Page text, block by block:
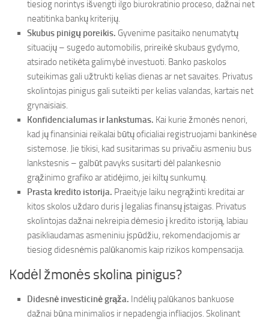
tiesiog norintys išvengti ilgo biurokratinio proceso, dažnai net
neatitinka bankų kriterijų.
Skubus pinigų poreikis. Gyvenime pasitaiko nenumatytų
situacijų – sugedo automobilis, prireikė skubaus gydymo,
atsirado netikėta galimybė investuoti. Banko paskolos
suteikimas gali užtrukti kelias dienas ar net savaites. Privatus
skolintojas pinigus gali suteikti per kelias valandas, kartais net
grynaisiais.
Konfidencialumas ir lankstumas. Kai kurie žmonės nenori,
kad jų finansiniai reikalai būtų oficialiai registruojami bankinėse
sistemose. Jie tikisi, kad susitarimas su privačiu asmeniu bus
lankstesnis – galbūt pavyks susitarti dėl palankesnio
grąžinimo grafiko ar atidėjimo, jei kiltų sunkumų.
Prasta kredito istorija. Praeityje laiku negrąžinti kreditai ar
kitos skolos uždaro duris į legalias finansų įstaigas. Privatus
skolintojas dažnai nekreipia dėmesio į kredito istoriją, labiau
pasikliaudamas asmeniniu įspūdžiu, rekomendacijomis ar
tiesiog didesnėmis palūkanomis kaip rizikos kompensacija.
Kodėl žmonės skolina pinigus?
Didesnė investicinė grąža. Indėlių palūkanos bankuose
dažnai būna minimalios ir nepadengia infliacijos. Skolinant